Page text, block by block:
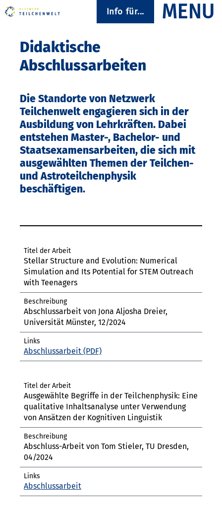
Info für...
Didaktische
Abschlussarbeiten
Die Standorte von Netzwerk
Teilchenwelt engagieren sich in der
Ausbildung von Lehrkräften. Dabei
entstehen Master-, Bachelor- und
Staatsexamensarbeiten, die sich mit
ausgewählten Themen der Teilchen-
und Astroteilchenphysik
beschäftigen.
Stellar Structure and Evolution: Numerical
Simulation and Its Potential for STEM Outreach
with Teenagers
Abschlussarbeit von Jona Aljosha Dreier,
Universität Münster, 12/2024
Abschlussarbeit
Ausgewählte Begriffe in der Teilchenphysik: Eine
qualitative Inhaltsanalyse unter Verwendung
von Ansätzen der Kognitiven Linguistik
Abschluss-Arbeit von Tom Stieler, TU Dresden,
04/2024
Abschlussarbeit